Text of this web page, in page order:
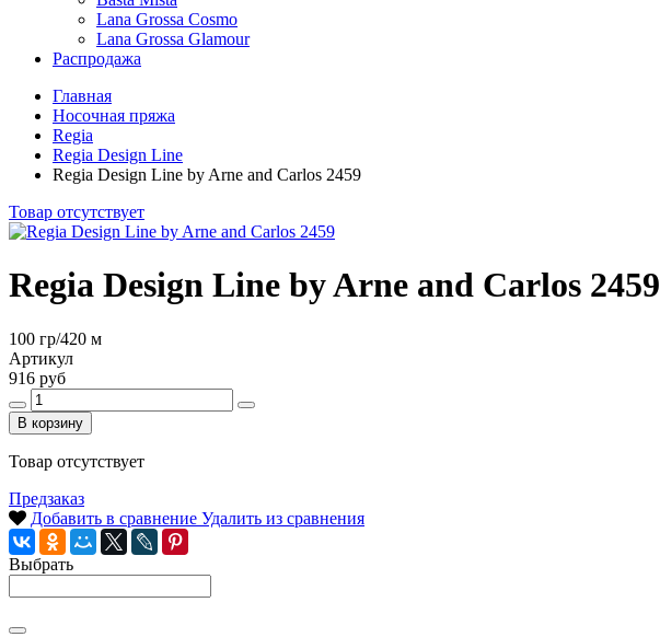
Lana Grossa Cosmo
Lana Grossa Glamour
Распродажа
Главная
Носочная пряжа
Regia
Regia Design Line
Regia Design Line by Arne and Carlos 2459
Товар отсутствует
Regia Design Line by Arne and Carlos 2459
100 гр/420 м
Артикул
916 руб
В корзину
Товар отсутствует
Предзаказ
Добавить в сравнение Удалить из сравнения
Выбрать